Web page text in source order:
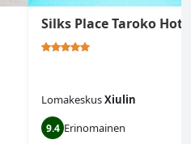
Silks Place Taroko
LomakeskusXiulin
9.4 Erinomainen